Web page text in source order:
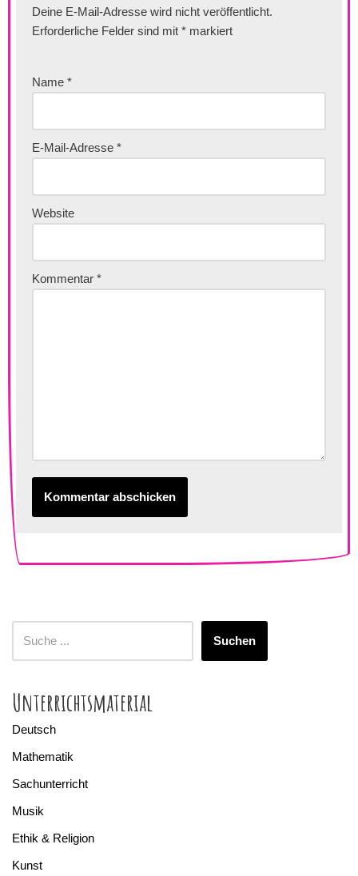
Deine E-Mail-Adresse wird nicht veröffentlicht.
Erforderliche Felder sind mit * markiert
Name *
E-Mail-Adresse *
Website
Kommentar *
Suchen
Unterrichtsmaterial
Deutsch
Mathematik
Sachunterricht
Musik
Ethik & Religion
Kunst